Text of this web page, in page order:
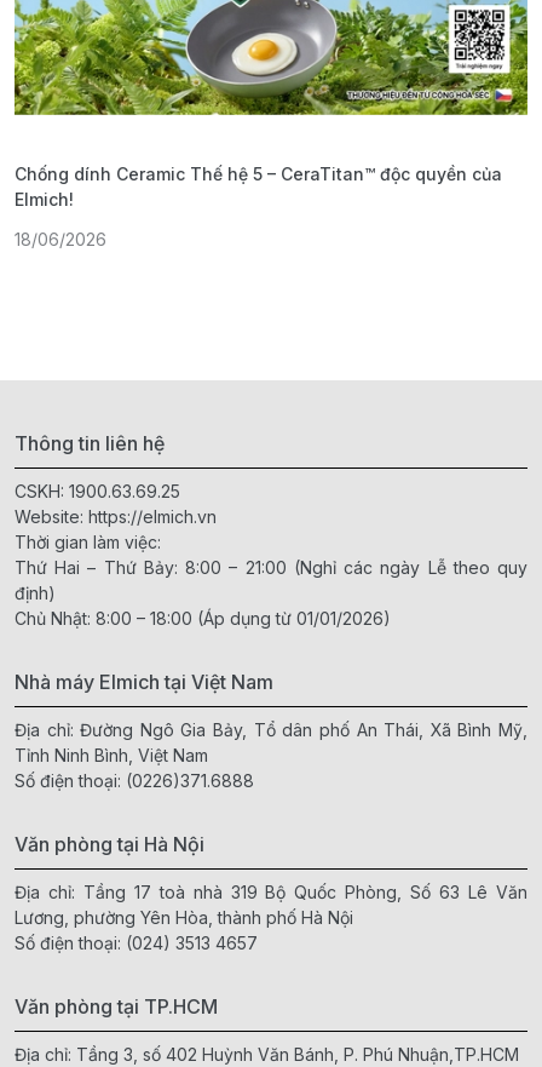
Chống dính Ceramic Thế hệ 5 – CeraTitan™ độc quyền của
Elmich!
18/06/2026
Thông tin liên hệ
CSKH: 1900.63.69.25
Website: https://elmich.vn
Thời gian làm việc:
Thứ Hai – Thứ Bảy: 8:00 – 21:00 (Nghỉ các ngày Lễ theo quy
định)
Chủ Nhật: 8:00 – 18:00 (Áp dụng từ 01/01/2026)
Nhà máy Elmich tại Việt Nam
Địa chỉ: Đường Ngô Gia Bảy, Tổ dân phố An Thái, Xã Bình Mỹ,
Tỉnh Ninh Bình, Việt Nam
Số điện thoại: (0226)371.6888
Văn phòng tại Hà Nội
Địa chỉ: Tầng 17 toà nhà 319 Bộ Quốc Phòng, Số 63 Lê Văn
Lương, phường Yên Hòa, thành phố Hà Nội
Số điện thoại: (024) 3513 4657
Văn phòng tại TP.HCM
Địa chỉ: Tầng 3, số 402 Huỳnh Văn Bánh, P. Phú Nhuận,TP.HCM